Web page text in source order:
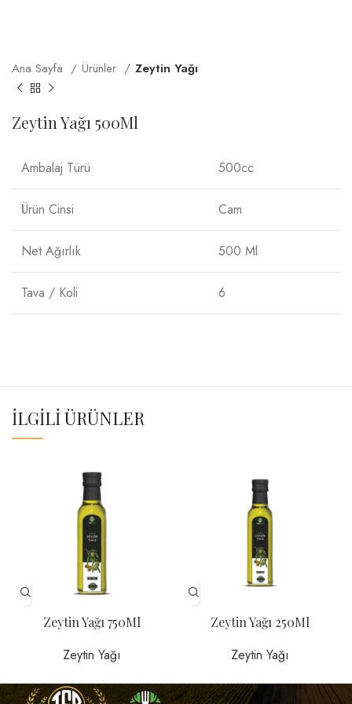
Ana Sayfa Ürünler Zeytin Yağı
Zeytin Yağı 500Ml
Ambalaj Türü 500cc
Ürün Cinsi Cam
Net Ağırlık 500 Ml
Tava / Koli 6
İLGILI ÜRÜNLER
Zeytin Yağı 750Ml
Zeytin Yağı
Zeytin Yağı 250Ml
Zeytin Yağı